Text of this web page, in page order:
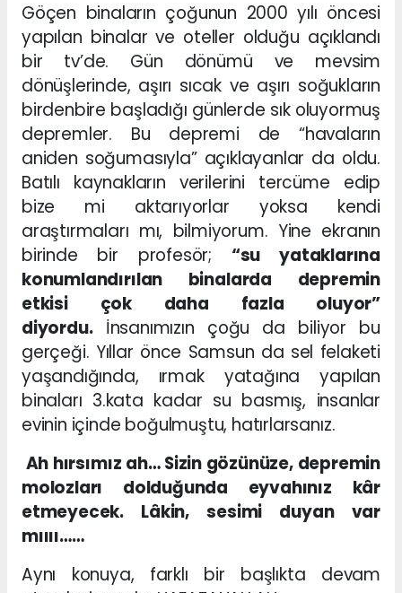
Göçen binaların çoğunun 2000 yılı öncesi
yapılan binalar ve oteller olduğu açıklandı
bir tv’de. Gün dönümü ve mevsim
dönüşlerinde, aşırı sıcak ve aşırı soğukların
birdenbire başladığı günlerde sık oluyormuş
depremler. Bu depremi de “havaların
aniden soğumasıyla” açıklayanlar da oldu.
Batılı kaynakların verilerini tercüme edip
bize mi aktarıyorlar yoksa kendi
araştırmaları mı, bilmiyorum. Yine ekranın
birinde bir profesör; “su yataklarına
konumlandırılan binalarda depremin
etkisi çok daha fazla oluyor”
diyordu.İnsanımızın çoğu da biliyor bu
gerçeği. Yıllar önce Samsun da sel felaketi
yaşandığında, ırmak yatağına yapılan
binaları 3.kata kadar su basmış, insanlar
evinin içinde boğulmuştu, hatırlarsanız.
Ah hırsımız ah… Sizin gözünüze, depremin
molozları dolduğunda eyvahınız kâr
etmeyecek. Lâkin, sesimi duyan var
mıııı……
Aynı konuya, farklı bir başlıkta devam